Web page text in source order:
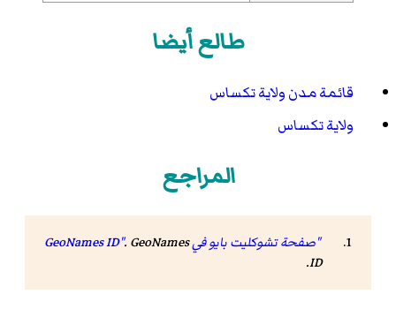
طالع أيضا
قائمة مدن ولاية تكساس
ولاية تكساس
المراجع
"صفحة تشوكليت بايو في GeoNames ID" . GeoNames
ID
.